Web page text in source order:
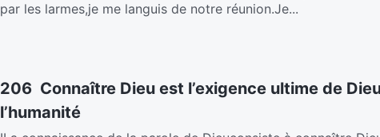
par les larmes,je me languis de notre réunion.Je...
206 Connaître Dieu est l’exigence ultime de
l’humanité